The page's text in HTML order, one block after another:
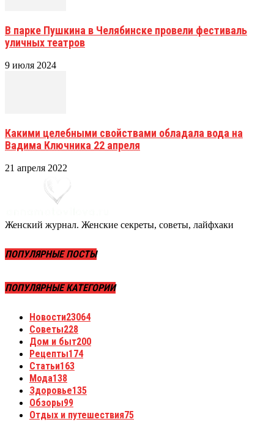
В парке Пушкина в Челябинске провели фестиваль
уличных театров
9 июля 2024
Какими целебными свойствами обладала вода на
Вадима Ключника 22 апреля
21 апреля 2022
Женский журнал. Женские секреты, советы, лайфхаки
ПОПУЛЯРНЫЕ ПОСТЫ
ПОПУЛЯРНЫЕ КАТЕГОРИИ
Новости23064
Советы228
Дом и быт200
Рецепты174
Статьи163
Мода138
Здоровье135
Обзоры99
Отдых и путешествия75